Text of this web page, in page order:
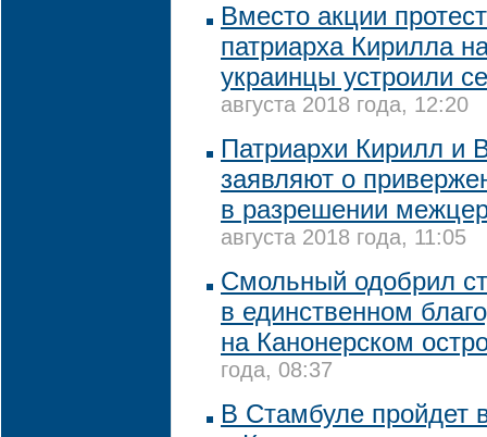
Вместо акции
патриарха Кирилла
украинцы устроили
августа 2018 года, 12:20
Патриархи Кирилл и
заявляют о
в разрешении
августа 2018 года, 11:05
Смольный одобрил
в единственном
на Канонерском
года, 08:37
В Стамбуле пройдет